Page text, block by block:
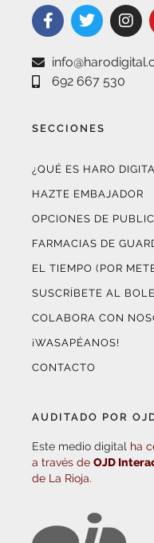
692 667 530
SECCIONES
¿QUÉ ES HARO
HAZTE EMBAJADOR
OPCIONES DE
FARMACIAS DE
EL TIEMPO (POR
SUSCRÍBETE AL
COLABORA CON
¡WASAPÉANOS!
CONTACTO
AUDITADO POR
Este medio digital ha
a través de OJD
de La Rioja.